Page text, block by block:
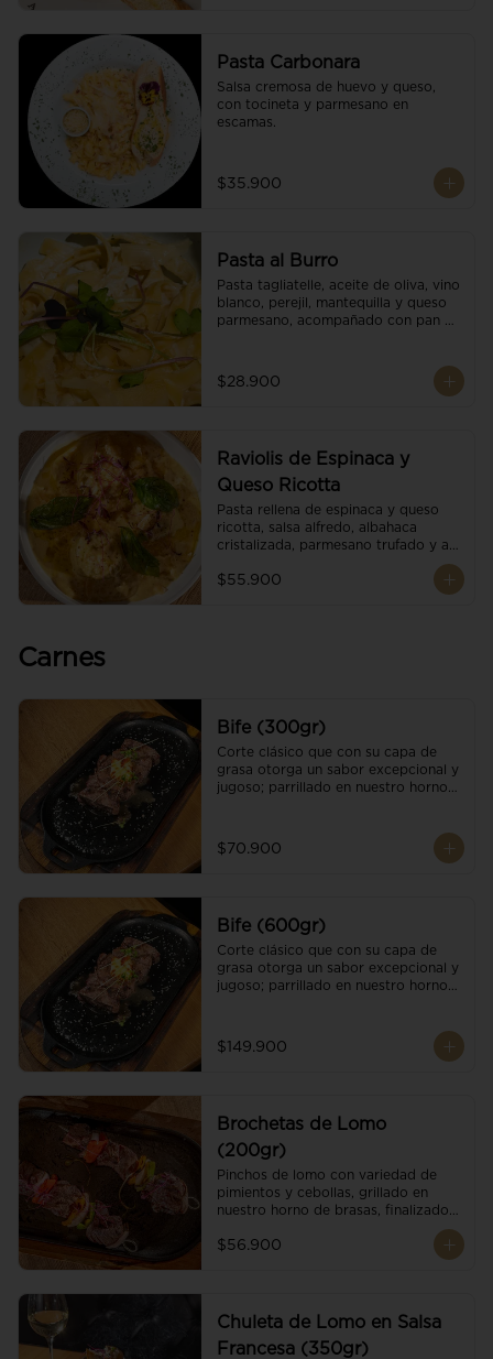
Pasta Carbonara
Salsa cremosa de huevo y queso,
con tocineta y parmesano en
escamas.
$35.900
Pasta al Burro
Pasta tagliatelle, aceite de oliva, vino
blanco, perejil, mantequilla y queso
parmesano, acompañado con pan
$28.900
Raviolis de Espinaca y
Queso Ricotta
Pasta rellena de espinaca y queso
ricotta, salsa alfredo, albahaca
cristalizada, parmesano trufado y ajo
$55.900
Carnes
Bife (300gr)
Corte clásico que con su capa de
grasa otorga un sabor excepcional y
jugoso; parrillado en nuestro horno
cristales de sal y mantequilla de ajo
y pimientos. Una guarnición a
$70.900
Bife (600gr)
Corte clásico que con su capa de
grasa otorga un sabor excepcional y
jugoso; parrillado en nuestro horno
cristales de sal y mantequilla de ajo
y pimientos. Dos guarniciones a
$149.900
Brochetas de Lomo
(200gr)
Pinchos de lomo con variedad de
pimientos y cebollas, grillado en
nuestro horno de brasas, finalizado
con cristales de sal. Acompañado de
salsa criolla.
$56.900
Chuleta de Lomo en Salsa
Francesa (350gr)